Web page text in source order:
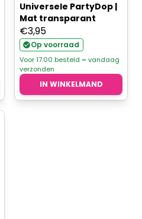
Universele PartyDop |
Mat transparant
€3,95
Op voorraad
Voor 17.00 besteld = vandaag
verzonden
IN WINKELMAND